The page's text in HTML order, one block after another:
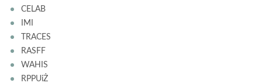
CELAB
IMI
TRACES
RASFF
WAHIS
RPPUiŻ